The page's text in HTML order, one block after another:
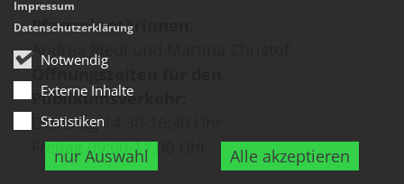
Notwendig
Externe Inhalte
Statistiken
nur Auswahl Alle akzeptieren
Impressum
Datenschutzerklärung
Pfarrsekretärinnen:
Andrea Riedl und Martina Christof
Öffnungszeiten für den
Publikumsverkehr:
Dienstag 14:30-16:30 Uhr
Freitag 09:00-11:00 Uhr